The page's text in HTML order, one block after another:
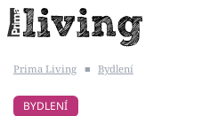
Prima Living ■ Bydlení
BYDLENÍ